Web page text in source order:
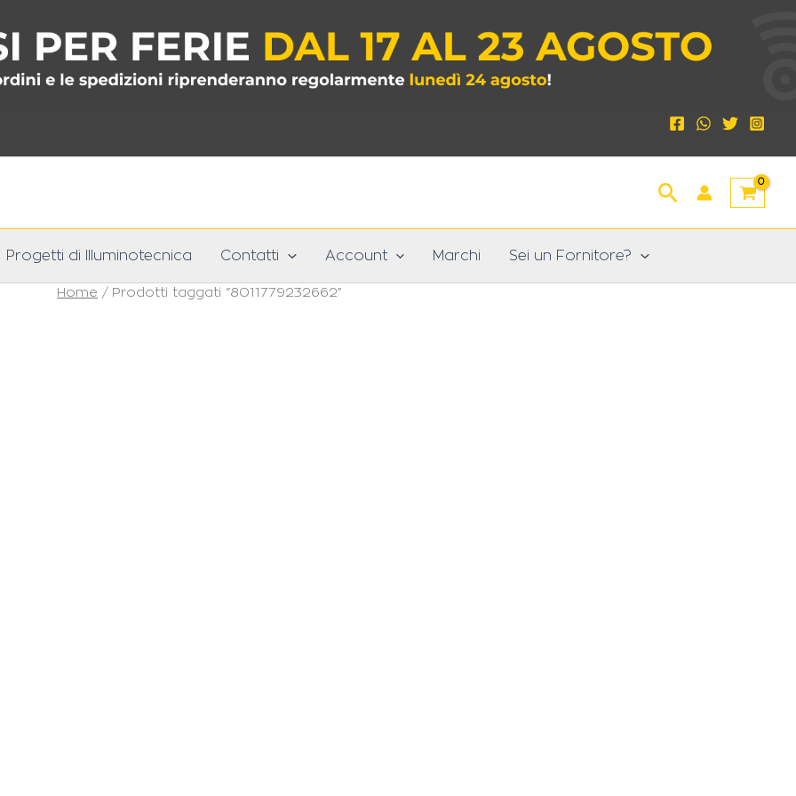
Cerca
Progetti di Illuminotecnica Contatti Account Marchi Sei un Fornitore?
Home / Prodotti taggati “8011779232662”